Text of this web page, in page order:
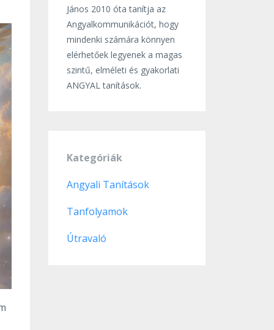
János 2010 óta tanítja az
Angyalkommunikációt, hogy
mindenki számára könnyen
elérhetőek legyenek a magas
szintű, elméleti és gyakorlati
ANGYAL tanítások.
Kategóriák
Angyali Tanítások
Tanfolyamok
Útravaló